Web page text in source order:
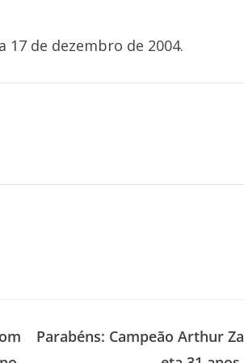
de dezembro de 2004.
Parabéns: Campeão Arthur